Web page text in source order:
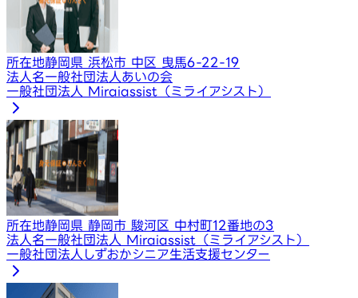
所在地静岡県 浜松市 中区 曳馬6-22-19
法人名一般社団法人あいの会
一般社団法人 Miraiassist（ミライアシスト）
所在地静岡県 静岡市 駿河区 中村町12番地の3
法人名一般社団法人 Miraiassist（ミライアシスト）
一般社団法人しずおかシニア生活支援センター